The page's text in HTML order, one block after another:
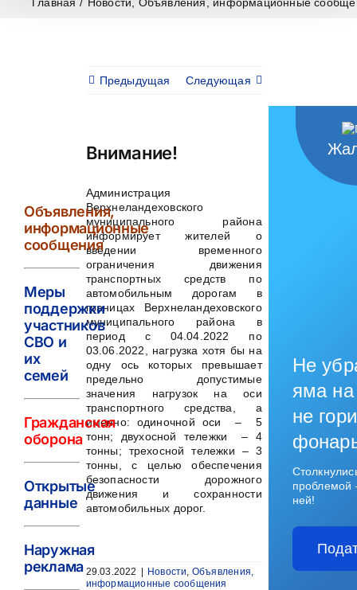
Предыдущая Следующая
Внимание!
Администрация
Верхнеландеховского
муниципального района
информирует жителей о
введении временного
ограничения движения
транспортных средств по
автомобильным дорогам в
границах Верхнеландеховского
муниципального района в
период с 04.04.2022 по
03.06.2022, нагрузка хотя бы на
одну ось которых превышает
предельно допустимые
значения нагрузок на оси
транспортного средства, а
именно: одиночной оси – 5
тонн; двухосной тележки – 4
тонны; трехосной тележки – 3
тонны, с целью обеспечения
безопасности дорожного
движения и сохранности
автомобильных дорог.
29.03.2022 Новости, Объявления,
информационные сообщения
Объявления,
информационные
сообщения
Меры
поддержки
участников
СВО и
их
семей
Гражданская
оборона
Открытые
данные
Наружная
реклама
Не
яма на
не
ней!